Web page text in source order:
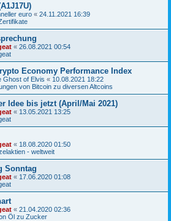
euro « 24.11.2021 16:39
« 26.08.2021 00:54
Economy Performance Index
Ghost of Elvis « 10.08.2021 18:22
von Bitcoin zu diversen Altcoins
Idee bis jetzt (April/Mai 2021)
« 13.05.2021 13:25
« 18.08.2020 01:50
- weltweit
Sonntag
« 17.06.2020 01:08
« 21.04.2020 02:36
Öl zu Zucker